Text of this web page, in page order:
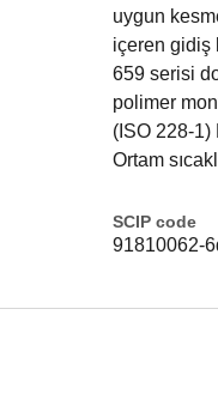
uygun
içeren gidiş
659 serisi
polimer
(ISO 228-1)
Ortam
SCIP code
91810062-